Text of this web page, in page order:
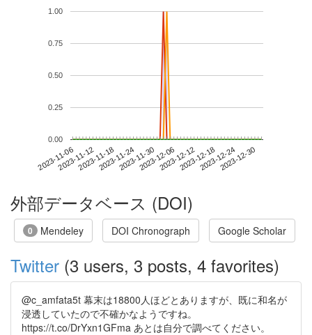
2023-11-062023-11-122023-11-182023-11-242023-11-302023-12-062023-12-122023-12-182023-12-242023-12-30
0.00
0.25
0.50
0.75
1.00
外部データベース (DOI)
0 Mendeley DOI Chronograph Google Scholar
Twitter (3 users, 3 posts, 4 favorites)
@c_amfata5t 幕末は18800人ほどとありますが、既に和名が
浸透していたので不確かなようですね。
https://t.co/DrYxn1GFma あとは自分で調べてください。